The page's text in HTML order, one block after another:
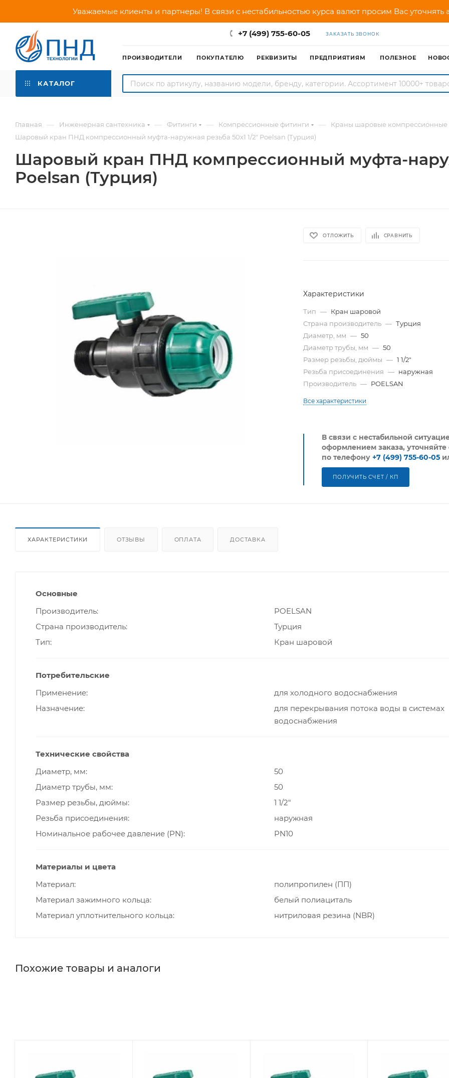
Уважаемые клиенты и партнеры! В связи с нестабильностью курса валют просим Вас
+7 (499) 755-60-05 ЗАКАЗАТЬ ЗВОНОК
ПРОИЗВОДИТЕЛИ ПОКУПАТЕЛЮ РЕКВИЗИТЫ ПРЕДПРИЯТИЯМ ПОЛЕЗНОЕ
КАТАЛОГ
Главная — Инженерная сантехника — Фитинги — Компрессионные фитинги — Краны шаровые компрессионные
Шаровый кран ПНД компрессионный муфта-наружная резьба 50х1 1/2" Poelsan (Турция)
Шаровый кран ПНД компрессионный муфта-
Poelsan (Турция)
ОТЛОЖИТЬ СРАВНИТЬ
Характеристики
Тип — Кран шаровой
Страна производитель — Турция
Диаметр, мм — 50
Диаметр трубы, мм — 50
Размер резьбы, дюймы — 1 1/2"
Резьба присоединения — наружная
Производитель — POELSAN
Все характеристики
В связи с нестабильной
оформлением заказа, уточняйте
по телефону+7 (499) 755-60-05
ПОЛУЧИТЬ СЧЕТ / КП
ХАРАКТЕРИСТИКИ ОТЗЫВЫ ОПЛАТА ДОСТАВКА
Основные
Производитель
POELSAN
Страна производитель
Турция
Тип
Кран шаровой
Потребительские
Применение
для холодного водоснабжения
Назначение
для перекрывания потока воды в системах
водоснабжения
Технические свойства
Диаметр, мм
50
Диаметр трубы, мм
50
Размер резьбы, дюймы
1 1/2"
Резьба присоединения
наружная
Номинальное рабочее давление (PN)
PN10
Материалы и цвета
Материал
полипропилен (ПП)
Материал зажимного кольца
белый полиациталь
Материал уплотнительного кольца
нитриловая резина (NBR)
Похожие товары и аналоги